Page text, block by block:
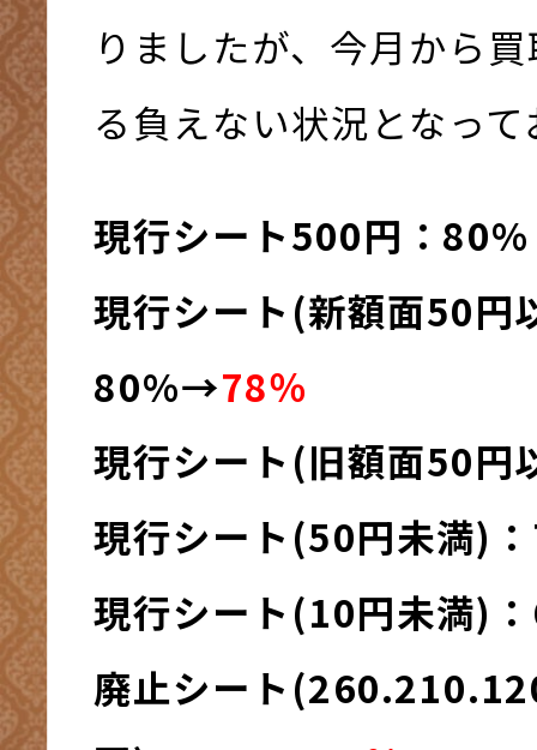
りましたが、今月から
る負えない状況となっ
現行シート500円：80%
現行シート(新額面50円
80%→78％
現行シート(旧額面50円
現行シート(50円未満)
現行シート(10円未満)
廃止シート